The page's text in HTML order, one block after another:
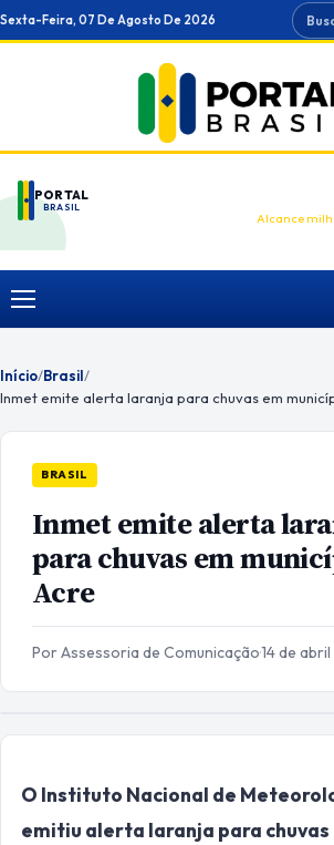
Ir
para
Sexta-Feira, 07 De Agosto De 2026 Buscar
PORTAL
BRASIL
Alcance
Menu
Início/Brasil/
Inmet emite alerta laranja para chuvas em
BRASIL
Inmet emite alerta
para chuvas em
Acre
Por Assessoria de Comunicação·14 de
O Instituto Nacional de
emitiu alerta laranja para chuvas